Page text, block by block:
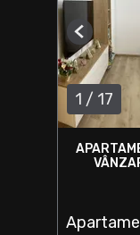
1 / 17
Previous